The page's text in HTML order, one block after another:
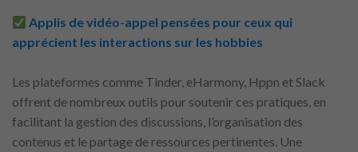
Applis de vidéo-appel pensées pour ceux qui
apprécient les interactions sur les hobbies
Les plateformes comme Tinder, eHarmony, Hppn et Slack
offrent de nombreux outils pour soutenir ces pratiques, en
facilitant la gestion des discussions, l’organisation des
contenus et le partage de ressources pertinentes. Une